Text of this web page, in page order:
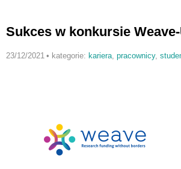
Sukces w konkursie
23/12/2021 • kategorie: kariera, pracownicy,